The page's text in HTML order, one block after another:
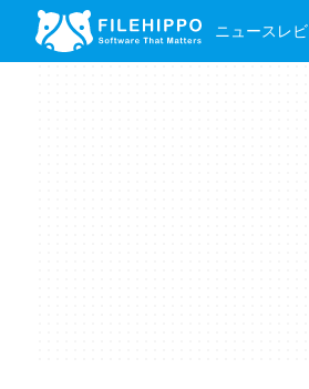
ニュース レ